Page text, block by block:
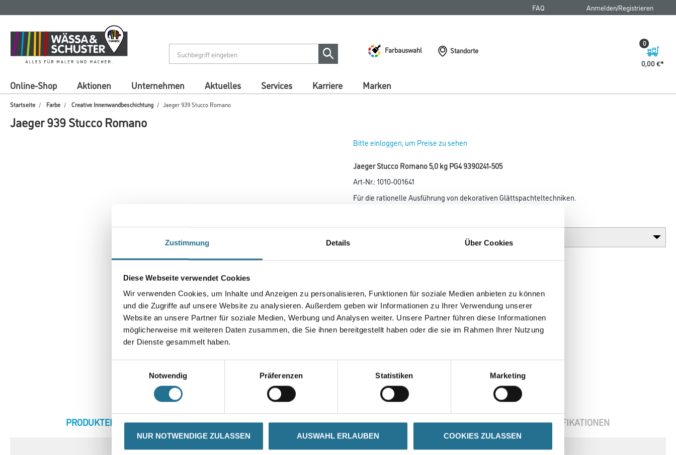
Zustimmung Details Über Cookies
Diese Webseite verwendet Cookies
Wir verwenden Cookies, um Inhalte und Anzeigen zu personalisieren, Funktionen für soziale Medien anbieten zu können
und die Zugriffe auf unsere Website zu analysieren. Außerdem geben wir Informationen zu Ihrer Verwendung unserer
Website an unsere Partner für soziale Medien, Werbung und Analysen weiter. Unsere Partner führen diese Informationen
möglicherweise mit weiteren Daten zusammen, die Sie ihnen bereitgestellt haben oder die sie im Rahmen Ihrer Nutzung
der Dienste gesammelt haben.
Notwendig
Präferenzen Statistiken Marketing
NUR NOTWENDIGE ZULASSEN AUSWAHL ERLAUBEN COOKIES ZULASSEN
springen
springen
FAQ Anmelden/Registrieren
Farbauswahl
Standorte
0,00 €
0
Online-Shop Aktionen Unternehmen Aktuelles Services Karriere Marken
Startseite Farbe Creative Innenwandbeschichtung Jaeger 939 Stucco Romano
Jaeger 939 Stucco Romano
Bitte einloggen, um Preise zu sehen
Jaeger Stucco Romano 5,0 kg PG4 9390241-505
Art-Nr.:1010-001641
Für die rationelle Ausführung von dekorativen Glättspachteltechniken.
Gebinde
Umrechnungsfaktoren
CURRENT
PRODUKTEIGENSCHAFTEN ZUSATZINFOS GEFAHRENHINWEISE DATENBLÄTTER SPEZIFIKATIONEN